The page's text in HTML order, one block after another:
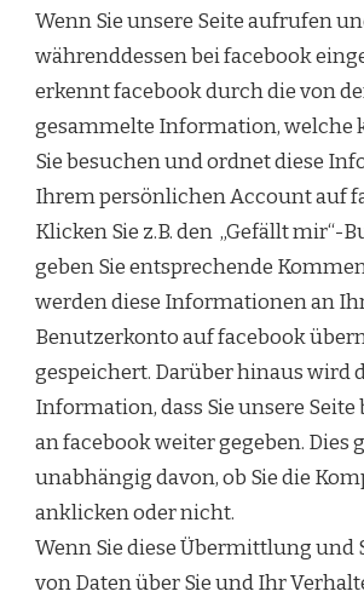
Wenn Sie unsere Seite aufrufen
währenddessen bei facebook
erkennt facebook durch die von
gesammelte Information, welche
Sie besuchen und ordnet diese
Ihrem persönlichen Account auf
Klicken Sie z.B. den „Gefällt mir“-
geben Sie entsprechende
werden diese Informationen an
Benutzerkonto auf facebook
gespeichert. Darüber hinaus wird
Information, dass Sie unsere Seite
an facebook weiter gegeben. Dies
unabhängig davon, ob Sie die
anklicken oder nicht.
Wenn Sie diese Übermittlung und
von Daten über Sie und Ihr